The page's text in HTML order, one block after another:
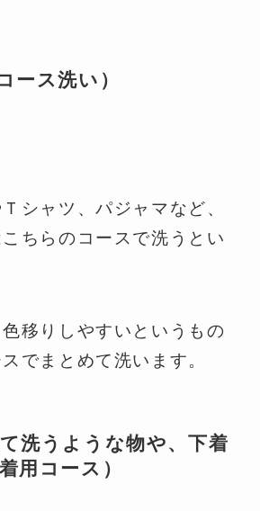
ース洗い）
シャツ、パジャマなど、
ちらのコースで洗うとい
移りしやすいというもの
でまとめて洗います。
洗うような物や、下着
用コース）